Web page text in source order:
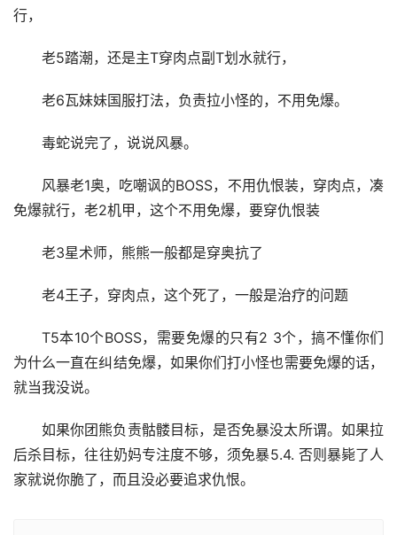
行，
老5踏潮，还是主T穿肉点副T划水就行，
老6瓦妹妹国服打法，负责拉小怪的，不用免爆。
毒蛇说完了，说说风暴。
风暴老1奥，吃嘲讽的BOSS，不用仇恨装，穿肉点，凑
免爆就行，老2机甲，这个不用免爆，要穿仇恨装
老3星术师，熊熊一般都是穿奥抗了
老4王子，穿肉点，这个死了，一般是治疗的问题
T5本10个BOSS，需要免爆的只有2 3个，搞不懂你们
为什么一直在纠结免爆，如果你们打小怪也需要免爆的话，
就当我没说。
如果你团熊负责骷髅目标，是否免暴没太所谓。如果拉
后杀目标，往往奶妈专注度不够，须免暴5.4. 否则暴毙了人
家就说你脆了，而且没必要追求仇恨。